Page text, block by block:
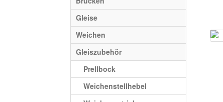
Gleise
Weichen
Gleiszubehör
Prellbock
Weichenstellhebel